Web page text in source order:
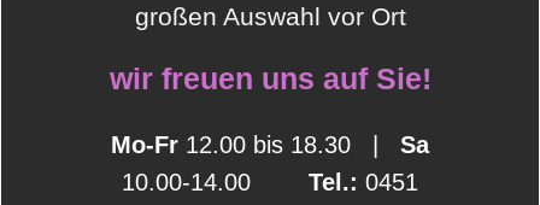
großen Auswahl vor Ort
wir freuen uns auf Sie!
Mo-Fr 12.00 bis 18.30 | Sa
10.00-14.00 Tel.: 0451